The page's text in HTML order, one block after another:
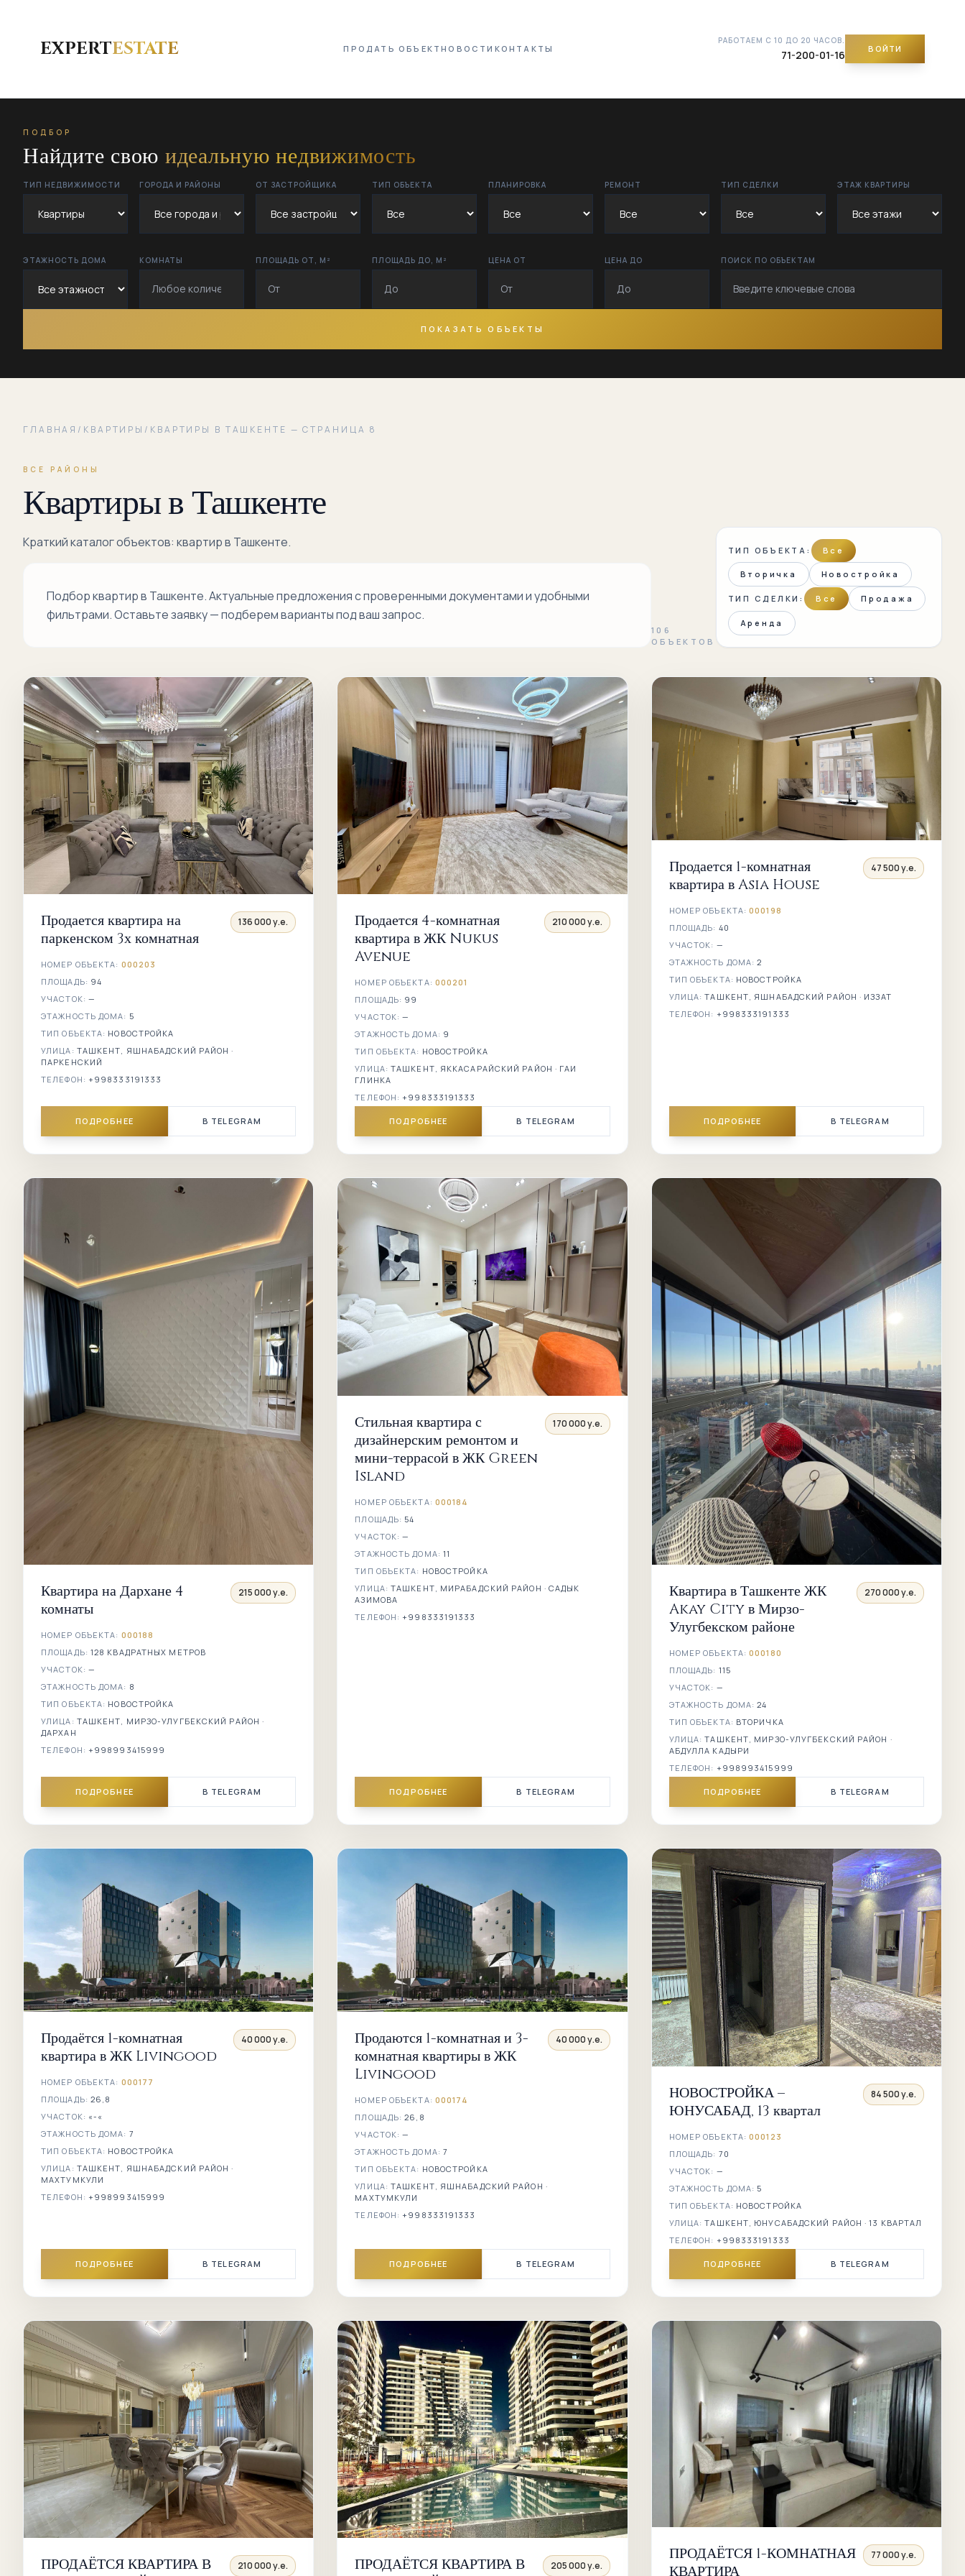
EXPERTESTATE ПРОДАТЬ ОБЪЕКТНОВОСТИ КОНТАКТЫ
РАБОТАЕМ С 10 ДО 20 ЧАСОВ.
71-200-01-16 ВОЙТИ
ПОДБОР
Найдите свою идеальную недвижимость
ТИП НЕДВИЖИМОСТИ ГОРОДА И РАЙОНЫ ОТ ЗАСТРОЙЩИКА ТИП ОБЪЕКТА ПЛАНИРОВКА РЕМОНТ ТИП СДЕЛКИ ЭТАЖ КВАРТИРЫ
ЭТАЖНОСТЬ ДОМА КОМНАТЫ ПЛОЩАДЬ ОТ, М² ПЛОЩАДЬ ДО, М² ЦЕНА ОТ ЦЕНА ДО ПОИСК ПО ОБЪЕКТАМ
ПОКАЗАТЬ ОБЪЕКТЫ
ГЛАВНАЯ / КВАРТИРЫ / КВАРТИРЫ В ТАШКЕНТЕ — СТРАНИЦА 8
ВСЕ РАЙОНЫ
Квартиры в Ташкенте
Краткий каталог объектов: квартир в Ташкенте.
Подбор квартир в Ташкенте. Актуальные предложения с проверенными документами и удобными
фильтрами. Оставьте заявку — подберем варианты под ваш запрос.
106
ОБЪЕКТОВ
ТИП ОБЪЕКТА: Все
Вторичка Новостройка
ТИП СДЕЛКИ: Все Продажа
Аренда
Продается квартира на
паркенском 3х комнатная
136 000 у.е.
НОМЕР ОБЪЕКТА: 000203
ПЛОЩАДЬ: 94
УЧАСТОК: —
ЭТАЖНОСТЬ ДОМА: 5
ТИП ОБЪЕКТА: НОВОСТРОЙКА
УЛИЦА: ТАШКЕНТ, ЯШНАБАДСКИЙ РАЙОН ·
ПАРКЕНСКИЙ
ТЕЛЕФОН: +998333191333
ПОДРОБНЕЕ В TELEGRAM
Продается 4-комнатная
квартира в ЖК Nukus
Avenue
210 000 у.е.
НОМЕР ОБЪЕКТА: 000201
ПЛОЩАДЬ: 99
УЧАСТОК:—
ЭТАЖНОСТЬ ДОМА: 9
ТИП ОБЪЕКТА: НОВОСТРОЙКА
УЛИЦА:ТАШКЕНТ, ЯККАСАРАЙСКИЙ РАЙОН · ГАИ
ГЛИНКА
ТЕЛЕФОН: +998333191333
ПОДРОБНЕЕ В TELEGRAM
Продается 1-комнатная
квартира в Asia House
47 500 у.е.
НОМЕР ОБЪЕКТА:000198
ПЛОЩАДЬ: 40
УЧАСТОК: —
ЭТАЖНОСТЬ ДОМА:2
ТИП ОБЪЕКТА: НОВОСТРОЙКА
УЛИЦА:ТАШКЕНТ, ЯШНАБАДСКИЙ РАЙОН · ИЗЗАТ
ТЕЛЕФОН: +998333191333
ПОДРОБНЕЕ В TELEGRAM
Квартира на Дархане 4
комнаты
215 000 у.е.
НОМЕР ОБЪЕКТА: 000188
ПЛОЩАДЬ: 128 КВАДРАТНЫХ МЕТРОВ
УЧАСТОК: —
ЭТАЖНОСТЬ ДОМА: 8
ТИП ОБЪЕКТА: НОВОСТРОЙКА
УЛИЦА: ТАШКЕНТ, МИРЗО-УЛУГБЕКСКИЙ РАЙОН ·
ДАРХАН
ТЕЛЕФОН: +998993415999
ПОДРОБНЕЕ В TELEGRAM
Стильная квартира с
дизайнерским ремонтом и
мини-террасой в ЖК Green
Island
170 000 у.е.
НОМЕР ОБЪЕКТА: 000184
ПЛОЩАДЬ: 54
УЧАСТОК:—
ЭТАЖНОСТЬ ДОМА: 11
ТИП ОБЪЕКТА: НОВОСТРОЙКА
УЛИЦА:ТАШКЕНТ, МИРАБАДСКИЙ РАЙОН · САДЫК
АЗИМОВА
ТЕЛЕФОН: +998333191333
ПОДРОБНЕЕ В TELEGRAM
Квартира в Ташкенте ЖК
Akay City в Мирзо-
Улугбекском районе
270 000 у.е.
НОМЕР ОБЪЕКТА:000180
ПЛОЩАДЬ: 115
УЧАСТОК: —
ЭТАЖНОСТЬ ДОМА:24
ТИП ОБЪЕКТА: ВТОРИЧКА
УЛИЦА:ТАШКЕНТ, МИРЗО-УЛУГБЕКСКИЙ РАЙОН ·
АБДУЛЛА КАДЫРИ
ТЕЛЕФОН: +998993415999
ПОДРОБНЕЕ В TELEGRAM
Продаётся 1-комнатная
квартира в ЖК Livingood
40 000 у.е.
НОМЕР ОБЪЕКТА: 000177
ПЛОЩАДЬ: 26,8
УЧАСТОК: «-«
ЭТАЖНОСТЬ ДОМА: 7
ТИП ОБЪЕКТА: НОВОСТРОЙКА
УЛИЦА: ТАШКЕНТ, ЯШНАБАДСКИЙ РАЙОН ·
МАХТУМКУЛИ
ТЕЛЕФОН: +998993415999
ПОДРОБНЕЕ В TELEGRAM
Продаются 1-комнатная и 3-
комнатная квартиры в ЖК
Livingood
40 000 у.е.
НОМЕР ОБЪЕКТА: 000174
ПЛОЩАДЬ:26,8
УЧАСТОК:—
ЭТАЖНОСТЬ ДОМА: 7
ТИП ОБЪЕКТА: НОВОСТРОЙКА
УЛИЦА:ТАШКЕНТ, ЯШНАБАДСКИЙ РАЙОН ·
МАХТУМКУЛИ
ТЕЛЕФОН: +998333191333
ПОДРОБНЕЕ В TELEGRAM
НОВОСТРОЙКА –
ЮНУСАБАД, 13 квартал
84 500 у.е.
НОМЕР ОБЪЕКТА:000123
ПЛОЩАДЬ: 70
УЧАСТОК: —
ЭТАЖНОСТЬ ДОМА: 5
ТИП ОБЪЕКТА: НОВОСТРОЙКА
УЛИЦА:ТАШКЕНТ, ЮНУСАБАДСКИЙ РАЙОН · 13 КВАРТАЛ
ТЕЛЕФОН: +998333191333
ПОДРОБНЕЕ В TELEGRAM
ПРОДАЁТСЯ КВАРТИРА В
210 000 у.е.
ПРОДАЁТСЯ КВАРТИРА В
205 000 у.е.
ПРОДАЁТСЯ 1-КОМНАТНАЯ
КВАРТИРА
77 000 у.е.